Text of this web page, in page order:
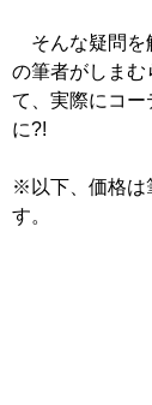
そんな疑問を
の筆者がしまむ
て、実際にコ
に?!
※以下、価格は
す。